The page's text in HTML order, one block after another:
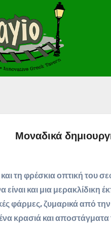
Μοναδικά
τη φρέσκια οπτική του
είναι και μια
φάρμες, ζυμαρικά από
κρασιά και